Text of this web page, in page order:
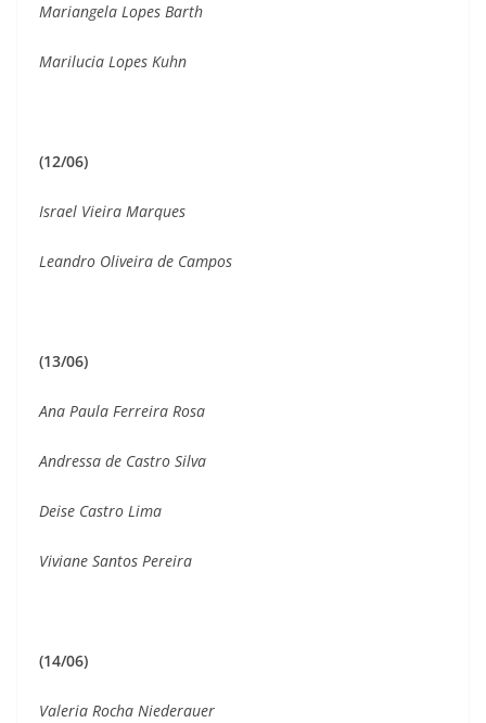
Mariangela Lopes Barth
Marilucia Lopes Kuhn
(12/06)
Israel Vieira Marques
Leandro Oliveira de Campos
(13/06)
Ana Paula Ferreira Rosa
Andressa de Castro Silva
Deise Castro Lima
Viviane Santos Pereira
(14/06)
Valeria Rocha Niederauer